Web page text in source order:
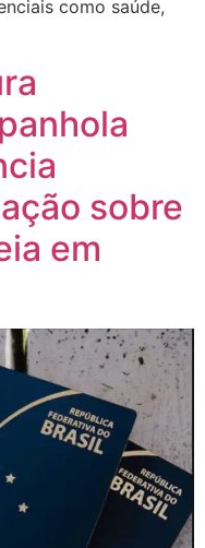
como saúde,
sobre
em